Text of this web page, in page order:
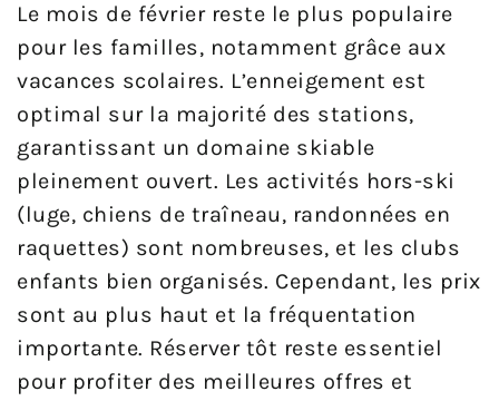
Le mois de février reste le plus populaire
pour les familles, notamment grâce aux
vacances scolaires. L’enneigement est
optimal sur la majorité des stations,
garantissant un domaine skiable
pleinement ouvert. Les activités hors-ski
(luge, chiens de traîneau, randonnées en
raquettes) sont nombreuses, et les clubs
enfants bien organisés. Cependant, les prix
sont au plus haut et la fréquentation
importante. Réserver tôt reste essentiel
pour profiter des meilleures offres et